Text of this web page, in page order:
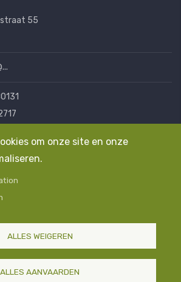
om onze site en onze
ALLES WEIGEREN
ALLES AANVAARDEN
55
je graag
Privacyverklaring
en Gidsen Zele2025-2026. Alle
Rechten Voorbehouden